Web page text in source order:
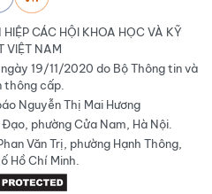
CÁC HỘI KHOA HỌC VÀ KỸ
VIỆT NAM
19/11/2020 do Bộ Thông tin và
thông cấp.
Nguyễn Thị Mai Hương
phường Cửa Nam, Hà Nội.
Văn Trị, phường Hạnh Thông,
Hồ Chí Minh.